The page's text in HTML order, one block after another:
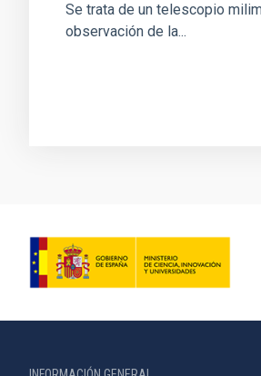
Se trata de un telescopio
observación de la...